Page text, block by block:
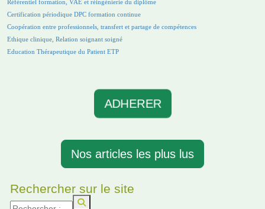
Référentiel formation, VAE et réingénierie du diplôme
Certification périodique DPC formation continue
Coopération entre professionnels, transfert et partage de compétences
Ethique clinique, Relation soignant soigné
Education Thérapeutique du Patient ETP
ADHERER
Nos articles les plus lus
Rechercher sur le site